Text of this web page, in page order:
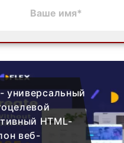
универсальный
HTML-
веб-